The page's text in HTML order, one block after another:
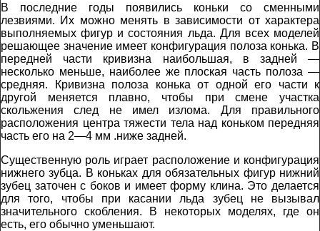
В последние годы появились коньки со сменными
лезвиями. Их можно менять в зависимости от характера
выполняемых фигур и состояния льда. Для всех моделей
решающее значение имеет конфигурация полоза конька. В
передней части кривизна наибольшая, в задней —
несколько меньше, наиболее же плоская часть полоза —
средняя. Кривизна полоза конька от одной его части к
другой меняется плавно, чтобы при смене участка
скольжения след не имел излома. Для правильного
расположения центра тяжести тела над коньком передняя
часть его на 2—4 мм .ниже задней.
Существенную роль играет расположение и конфигурация
нижнего зубца. В коньках для обязательных фигур нижний
зубец заточен с боков и имеет форму клина. Это делается
для того, чтобы при касании льда зубец не вызывал
значительного скобления. В некоторых моделях, где он
есть, его обычно уменьшают.